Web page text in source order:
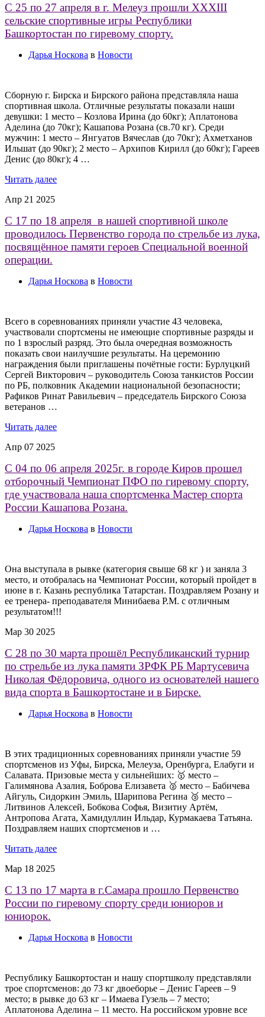
С 25 по 27 апреля в г. Мелеуз прошли ХХХIII
сельские спортивные игры Республики
Башкортостан по гиревому спорту.
Дарья Носкова в Новости
Сборную г. Бирска и Бирского района представляла наша
спортивная школа. Отличные результаты показали наши
девушки: 1 место – Козлова Ирина (до 60кг); Аплатонова
Аделина (до 70кг); Кашапова Розана (св.70 кг). Среди
мужчин: 1 место – Янгуатов Вячеслав (до 70кг); Ахметханов
Ильшат (до 90кг); 2 место – Архипов Кирилл (до 60кг); Гареев
Денис (до 80кг); 4 …
Читать далее
Апр 21 2025
С 17 по 18 апреля в нашей спортивной школе
проводилось Первенство города по стрельбе из лука,
посвящённое памяти героев Специальной военной
операции.
Дарья Носкова в Новости
Всего в соревнованиях приняли участие 43 человека,
участвовали спортсмены не имеющие спортивные разряды и
по 1 взрослый разряд. Это была очередная возможность
показать свои наилучшие результаты. На церемонию
награждения были приглашены почётные гости: Бурлуцкий
Сергей Викторович – руководитель Союза танкистов России
по РБ, полковник Академии национальной безопасности;
Рафиков Ринат Равильевич – председатель Бирского Союза
ветеранов …
Читать далее
Апр 07 2025
С 04 по 06 апреля 2025г. в городе Киров прошел
отборочный Чемпионат ПФО по гиревому спорту,
где участвовала наша спортсменка Мастер спорта
России Кашапова Розана.
Дарья Носкова в Новости
Она выступала в рывке (категория свыше 68 кг ) и заняла 3
место, и отобралась на Чемпионат России, который пройдет в
июне в г. Казань республика Татарстан. Поздравляем Розану и
ее тренера- преподавателя Минибаева Р.М. с отличным
результатом!!!
Мар 30 2025
С 28 по 30 марта прошёл Республиканский турнир
по стрельбе из лука памяти ЗРФК РБ Мартусевича
Николая Фёдоровича, одного из основателей нашего
вида спорта в Башкортостане и в Бирске.
Дарья Носкова в Новости
В этих традиционных соревнованиях приняли участие 59
спортсменов из Уфы, Бирска, Мелеуза, Оренбурга, Елабуги и
Салавата. Призовые места у сильнейших: 🥇 место –
Галимянова Азалия, Боброва Елизавета 🥈 место – Бабичева
Айгуль, Сидоркин Эмиль, Шарипова Регина 🥉 место –
Литвинов Алексей, Бобкова Софья, Визитиу Артём,
Антропова Агата, Хамидуллин Ильдар, Курмакаева Татьяна.
Поздравляем наших спортсменов и …
Читать далее
Мар 18 2025
С 13 по 17 марта в г.Самара прошло Первенство
России по гиревому спорту среди юниоров и
юниорок.
Дарья Носкова в Новости
Республику Башкортостан и нашу спортшколу представляли
трое спортсменов: до 73 кг двоеборье – Денис Гареев – 9
место; в рывке до 63 кг – Имаева Гузель – 7 место;
Аплатонова Аделина – 11 место. На российском уровне все